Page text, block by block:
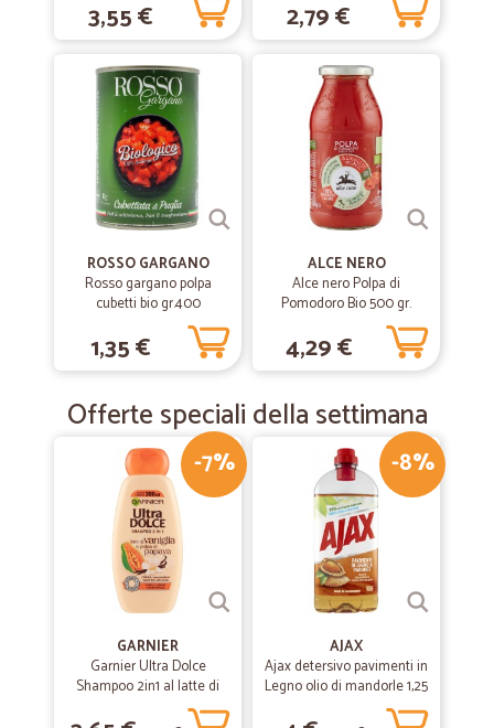
3,55 € 2,79 €
ROSSO GARGANO
Rosso gargano polpa
cubetti bio gr.400
1,35 €
ALCE NERO
Alce nero Polpa di
Pomodoro Bio 500 gr.
4,29 €
Offerte speciali della settimana
-7%
GARNIER
Garnier Ultra Dolce
Shampoo 2in1 al latte di
Vaniglia e polpa di Papaya
-8%
AJAX
Ajax detersivo pavimenti in
Legno olio di mandorle 1,25